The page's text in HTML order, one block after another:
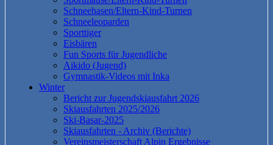
Schneehasen/Eltern-Kind-Turnen
Schneeleoparden
Sporttiger
Eisbären
Fun Sports für Jugendliche
Aikido (Jugend)
Gymnastik-Videos mit Inka
Winter
Bericht zur Jugendskiausfahrt 2026
Skiausfahrten 2025/2026
Ski-Basar-2025
Skiausfahrten - Archiv (Berichte)
Vereinsmeisterschaft Alpin Ergebnisse